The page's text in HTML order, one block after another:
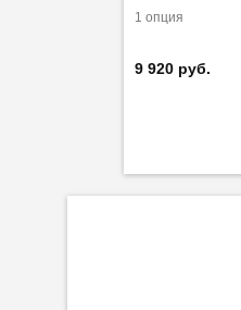
1 опция
9 920 руб.